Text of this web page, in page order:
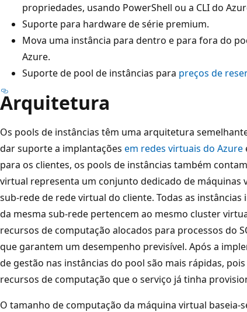
propriedades, usando PowerShell ou a CLI do
Suporte para hardware de série premium.
Mova uma instância para dentro e para fora do
Azure.
Suporte de pool de instâncias para preços de
Arquitetura
Os pools de instâncias têm uma arquitetura
dar suporte a implantações em redes virtuais do Azure
para os clientes, os pools de instâncias também
virtual representa um conjunto dedicado de máquinas
sub-rede de rede virtual do cliente. Todas as
da mesma sub-rede pertencem ao mesmo cluster
recursos de computação alocados para processos do
que garantem um desempenho previsível. Após a
de gestão nas instâncias do pool são mais rápidas,
recursos de computação que o serviço já tinha
O tamanho de computação da máquina virtual baseia-